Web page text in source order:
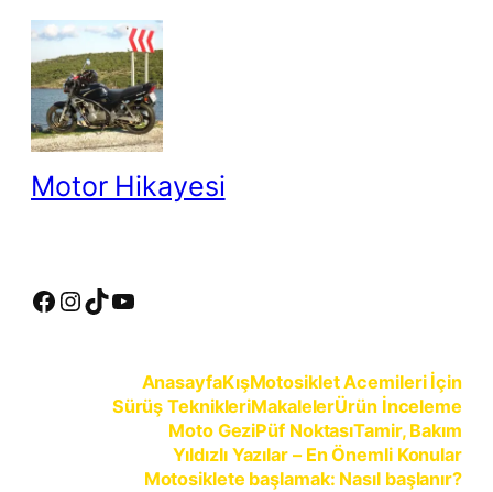
İçeriğe
Motor Hikayesi
Facebook InstagramTikTok YouTube
AnasayfaKışMotosiklet Acemileri İçin
Sürüş TeknikleriMakalelerÜrün İnceleme
Moto GeziPüf NoktasıTamir, Bakım
Yıldızlı Yazılar – En Önemli Konular
Motosiklete başlamak: Nasıl başlanır?